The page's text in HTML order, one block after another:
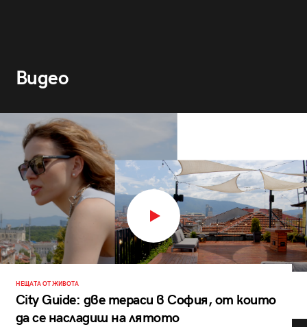
Видео
НЕЩАТА ОТ ЖИВОТА
City Guide: две тераси в София, от които
да се насладиш на лятото